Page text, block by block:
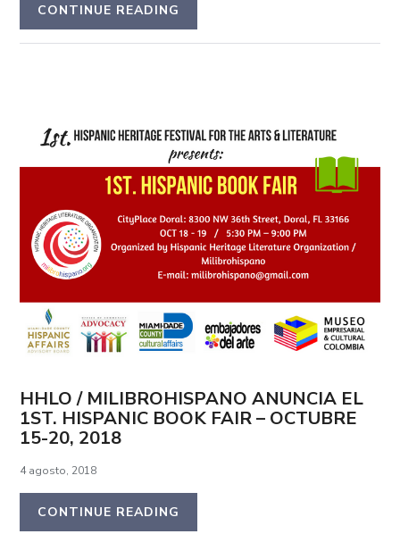
CONTINUE READING
HHLO / MILIBROHISPANO ANUNCIA EL
1ST. HISPANIC BOOK FAIR – OCTUBRE
15-20, 2018
4 agosto, 2018
CONTINUE READING